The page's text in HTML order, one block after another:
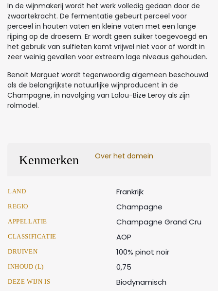
In de wijnmakerij wordt het werk volledig gedaan door de
zwaartekracht. De fermentatie gebeurt perceel voor
perceel in houten vaten en kleine vaten met een lange
rijping op de droesem. Er wordt geen suiker toegevoegd en
het gebruik van sulfieten komt vrijwel niet voor of wordt in
zeer weinig gevallen voor extreem lage niveaus gehouden.
Benoit Marguet wordt tegenwoordig algemeen beschouwd
als de belangrijkste natuurlijke wijnproducent in de
Champagne, in navolging van Lalou-Bize Leroy als zijn
rolmodel.
Kenmerken Over het domein
LAND Frankrijk
REGIO Champagne
APPELLATIE Champagne Grand Cru
CLASSIFICATIE AOP
DRUIVEN 100% pinot noir
INHOUD (L) 0,75
DEZE WIJN IS Biodynamisch